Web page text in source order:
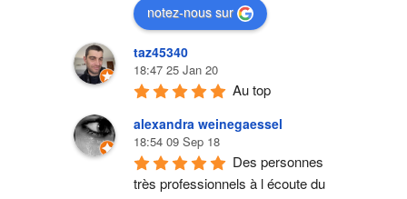
notez-nous sur
taz45340
18:47 25 Jan 20
Au top
alexandra weinegaessel
18:54 09 Sep 18
Des personnes
très professionnels à l écoute du